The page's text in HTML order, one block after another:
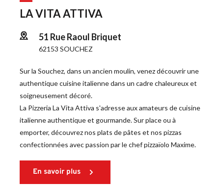
LA VITA ATTIVA
51 Rue Raoul Briquet
62153 SOUCHEZ
Sur la Souchez, dans un ancien moulin, venez découvrir une
authentique cuisine italienne dans un cadre chaleureux et
soigneusement décoré.
La Pizzeria La Vita Attiva s'adresse aux amateurs de cuisine
italienne authentique et gourmande. Sur place ou à
emporter, découvrez nos plats de pâtes et nos pizzas
confectionnées avec passion par le chef pizzaïolo Maxime.
En savoir plus